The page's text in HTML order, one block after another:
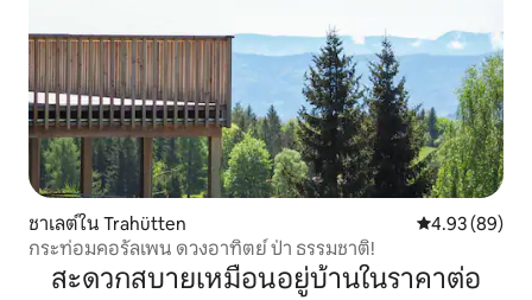
ชาเลต์ใน Trahütten คะแนนเฉลี่ย
4.93 (89)
กระท่อมคอรัลเพน ดวงอาทิตย์ ป่า ธรรมชาติ!
สะดวกสบายเหมือนอยู่บ้านในราคาต่อ